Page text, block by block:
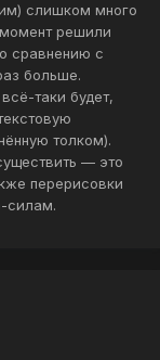
слишком много
момент решили
сравнению с
больше.
таки будет,
толком).
— это
перерисовки
силам.